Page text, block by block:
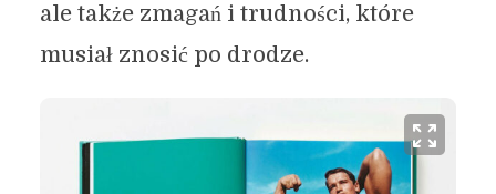
ale także zmagań i trudności, które
musiał znosić po drodze.